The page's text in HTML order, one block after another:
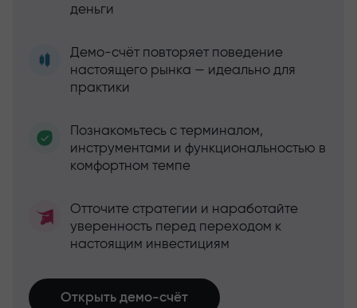
деньги
Демо-счёт повторяет поведение
настоящего рынка — идеально для
практики
Познакомьтесь с терминалом,
инструментами и функциональностью в
комфортном темпе
Отточите стратегии и наработайте
уверенность перед переходом к
настоящим инвестициям
Открыть демо-счёт